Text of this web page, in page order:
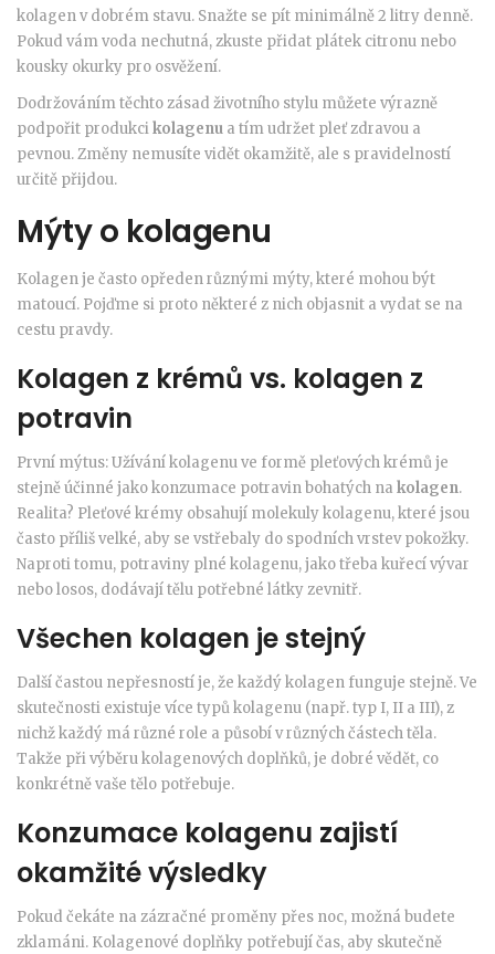
kolagen v dobrém stavu. Snažte se pít minimálně 2 litry denně.
Pokud vám voda nechutná, zkuste přidat plátek citronu nebo
kousky okurky pro osvěžení.
Dodržováním těchto zásad životního stylu můžete výrazně
podpořit produkcikolagenu a tím udržet pleť zdravou a
pevnou. Změny nemusíte vidět okamžitě, ale s pravidelností
určitě přijdou.
Mýty o kolagenu
Kolagen je často opředen různými mýty, které mohou být
matoucí. Pojďme si proto některé z nich objasnit a vydat se na
cestu pravdy.
Kolagen z krémů vs. kolagen z
potravin
První mýtus: Užívání kolagenu ve formě pleťových krémů je
stejně účinné jako konzumace potravin bohatých na kolagen.
Realita? Pleťové krémy obsahují molekuly kolagenu, které jsou
často příliš velké, aby se vstřebaly do spodních vrstev pokožky.
Naproti tomu, potraviny plné kolagenu, jako třeba kuřecí vývar
nebo losos, dodávají tělu potřebné látky zevnitř.
Všechen kolagen je stejný
Další častou nepřesností je, že každý kolagen funguje stejně. Ve
skutečnosti existuje více typů kolagenu (např. typ I, II a III), z
nichž každý má různé role a působí v různých částech těla.
Takže při výběru kolagenových doplňků, je dobré vědět, co
konkrétně vaše tělo potřebuje.
Konzumace kolagenu zajistí
okamžité výsledky
Pokud čekáte na zázračné proměny přes noc, možná budete
zklamáni. Kolagenové doplňky potřebují čas, aby skutečně